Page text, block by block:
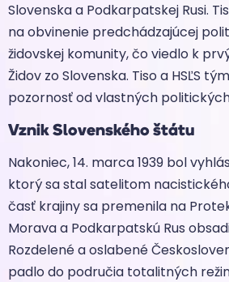
Slovenska a Podkarpatskej Rusi.
na obvinenie predchádzajúcej
židovskej komunity, čo viedlo k
Židov zo Slovenska. Tiso a HSĽS
pozornosť od vlastných
Vznik Slovenského štátu
Nakoniec, 14. marca 1939 bol
ktorý sa stal satelitom
časť krajiny sa premenila na
Morava a Podkarpatskú Rus
Rozdelené a oslabené
padlo do područia totalitných